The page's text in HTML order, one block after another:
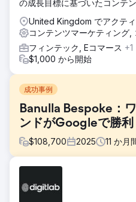
の成長目標に基づいたコンテ
United Kingdom でアクテ
コンテンツマーケティング,
フィンテック, Eコマース +1
$1,000 から開始
成功事例
Banulla Bespoke：
ンドがGoogleで勝利
$108,700 2025 11 か月
Banulla Bespokeは、ほとん
かった市場で、オンラインで